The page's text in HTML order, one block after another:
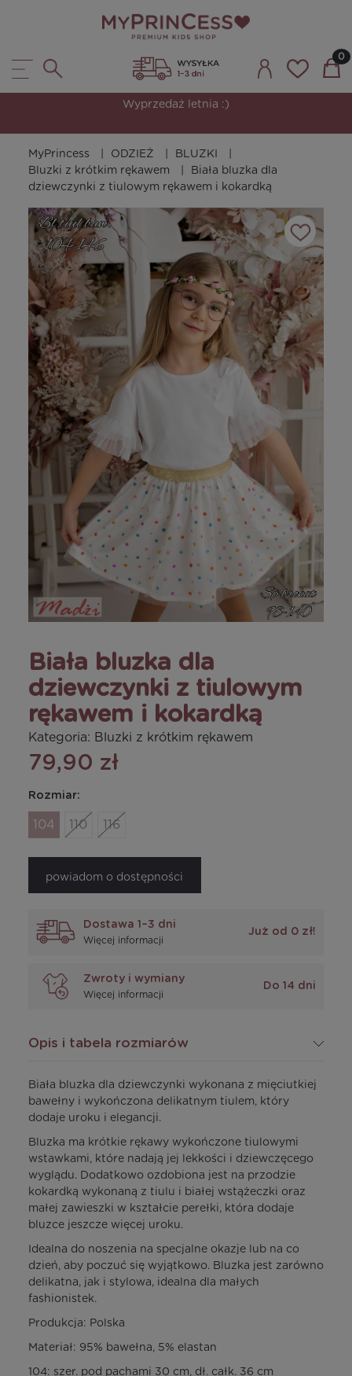
Wyprzedaż letnia :)
MyPrincess ODZIEŻ
BLUZKI
Bluzki z krótkim rękawem
Biała bluzka dla
dziewczynki z tiulowym rękawem i kokardką
Biała bluzka dla
dziewczynki z tiulowym
rękawem i kokardką
Kategoria: Bluzki z krótkim rękawem
79,90 zł
Rozmiar:
104 110 116
powiadom o dostępności
Dostawa 1–3 dni
Więcej informacji
Już od 0 zł!
Zwroty i wymiany
Więcej informacji
Do 14 dni
Opis i tabela rozmiarów
Biała bluzka dla dziewczynki wykonana z mięciutkiej
bawełny i wykończona delikatnym tiulem, który
dodaje uroku i elegancji.
Bluzka ma krótkie rękawy wykończone tiulowymi
wstawkami, które nadają jej lekkości i dziewczęcego
wyglądu. Dodatkowo ozdobiona jest na przodzie
kokardką wykonaną z tiulu i białej wstążeczki oraz
małej zawieszki w kształcie perełki, która dodaje
bluzce jeszcze więcej uroku.
Idealna do noszenia na specjalne okazje lub na co
dzień, aby poczuć się wyjątkowo. Bluzka jest zarówno
delikatna, jak i stylowa, idealna dla małych
fashionistek.
Produkcja: Polska
Materiał: 95% bawełna, 5% elastan
104: szer. pod pachami 30 cm, dł. całk. 36 cm